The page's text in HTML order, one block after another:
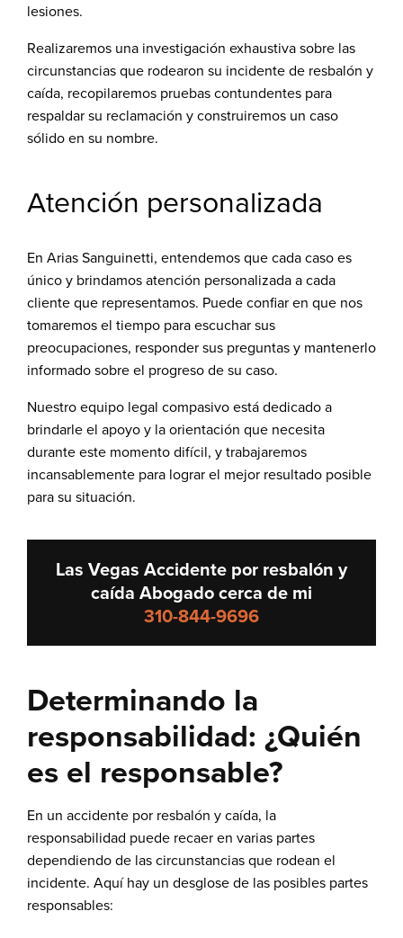
lesiones.
Realizaremos una investigación exhaustiva sobre las
circunstancias que rodearon su incidente de resbalón y
caída, recopilaremos pruebas contundentes para
respaldar su reclamación y construiremos un caso
sólido en su nombre.
Atención personalizada
En Arias Sanguinetti, entendemos que cada caso es
único y brindamos atención personalizada a cada
cliente que representamos. Puede confiar en que nos
tomaremos el tiempo para escuchar sus
preocupaciones, responder sus preguntas y mantenerlo
informado sobre el progreso de su caso.
Nuestro equipo legal compasivo está dedicado a
brindarle el apoyo y la orientación que necesita
durante este momento difícil, y trabajaremos
incansablemente para lograr el mejor resultado posible
para su situación.
Las Vegas Accidente por resbalón y
caída Abogado cerca de mi
310-844-9696
Determinando la
responsabilidad: ¿Quién
es el responsable?
En un accidente por resbalón y caída, la
responsabilidad puede recaer en varias partes
dependiendo de las circunstancias que rodean el
incidente. Aquí hay un desglose de las posibles partes
responsables: